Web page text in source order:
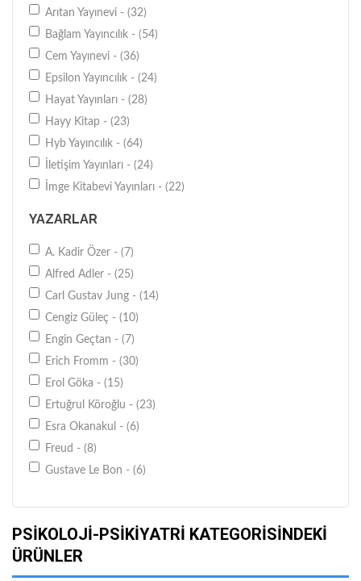
Arıtan Yayınevi - (32)
Bağlam Yayıncılık - (54)
Cem Yayınevi - (36)
Epsilon Yayıncılık - (24)
Hayat Yayınları - (28)
Hayy Kitap - (23)
Hyb Yayıncılık - (64)
İletişim Yayınları - (24)
İmge Kitabevi Yayınları - (22)
Kapı Yayınları - (28)
Kuraldışı Yayıncılık - (30)
Litera Yayıncılık - (28)
Metis Yayınları - (33)
Nesil Yayınları - (25)
Nobel Yayın Dağıtım - (63)
Okuyan Us Yayın - (48)
Payel Yayınları - (27)
Pegasus Yayınları - (25)
Pegem Akademi Yayıncılık - (29)
Remzi Kitabevi - (52)
Pinhan Yayıncılık - (39)
Pusula Yayınevi - (25)
YAZARLAR
A. Kadir Özer - (7)
Alfred Adler - (25)
Carl Gustav Jung - (14)
Cengiz Güleç - (10)
Engin Geçtan - (7)
Erich Fromm - (30)
Erol Göka - (15)
Ertuğrul Köroğlu - (23)
Esra Okanakul - (6)
Freud - (8)
Gustave Le Bon - (6)
Karen Horney - (11)
Kemal Sayar - (22)
PSIKOLOJI-PSIKIYATRI KATEGORISINDEKI
ÜRÜNLER